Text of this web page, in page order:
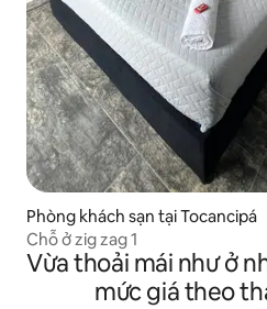
Phòng khách sạn tại Tocancipá
Chỗ ở zig zag 1
Vừa thoải mái như ở
mức giá theo